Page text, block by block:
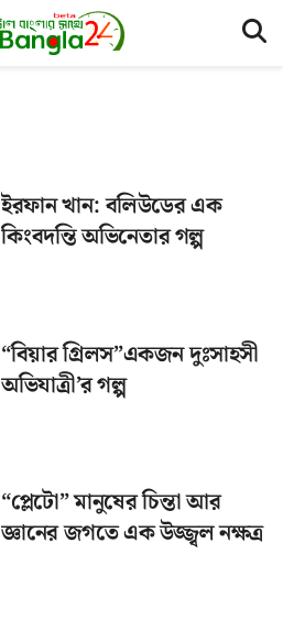
ইরফান খান: বলিউডের এক
কিংবদন্তি অভিনেতার গল্প
“বিয়ার গ্রিলস”একজন দুঃসাহসী
অভিযাত্রী’র গল্প
“প্লেটো” মানুষের চিন্তা আর
জ্ঞানের জগতে এক উজ্জ্বল নক্ষত্র